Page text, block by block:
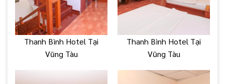
Thanh Bình Hotel Tại
Vũng Tàu
Thanh Bình Hotel Tại
Vũng Tàu